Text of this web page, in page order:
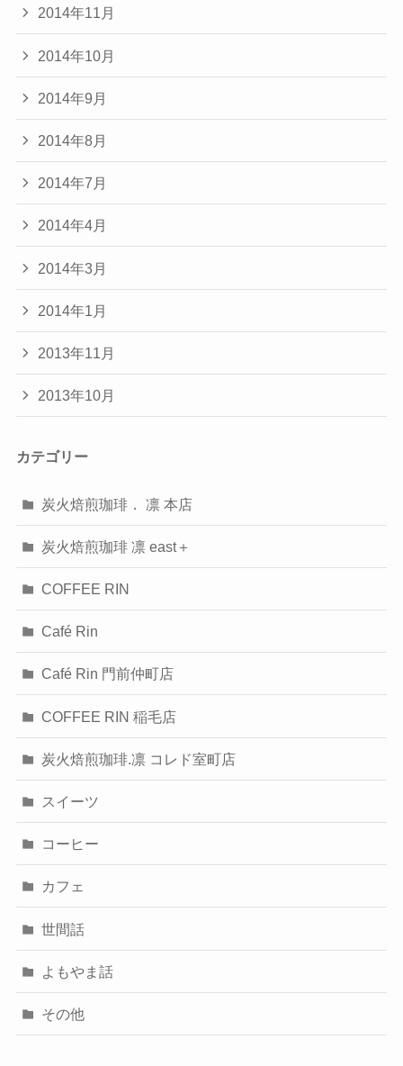
2014年11月
2014年10月
2014年9月
2014年8月
2014年7月
2014年4月
2014年3月
2014年1月
2013年11月
2013年10月
カテゴリー
炭火焙煎珈琲． 凛 本店
炭火焙煎珈琲 凛 east＋
COFFEE RIN
Café Rin
Café Rin 門前仲町店
COFFEE RIN 稲毛店
炭火焙煎珈琲.凛 コレド室町店
スイーツ
コーヒー
カフェ
世間話
よもやま話
その他